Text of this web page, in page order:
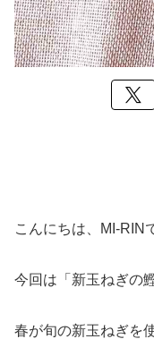
こんにちは、MI-RIN
今回は「新玉ねぎの
春が旬の新玉ねぎを